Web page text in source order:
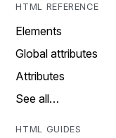
HTML REFERENCE
Elements
Global attributes
Attributes
See all…
HTML GUIDES